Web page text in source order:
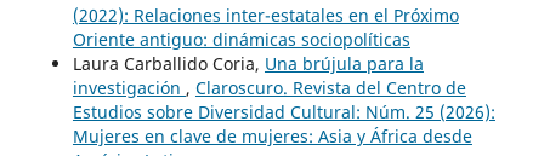
(2022): Relaciones inter-estatales en el Próximo
Oriente antiguo: dinámicas sociopolíticas
Laura Carballido Coria, Una brújula para la
investigación , Claroscuro. Revista del Centro de
Estudios sobre Diversidad Cultural: Núm. 25 (2026):
Mujeres en clave de mujeres: Asia y África desde